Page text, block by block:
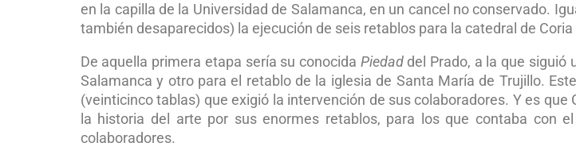
en la capilla de la Universidad de Salamanca, en un cancel no conservado.
también desaparecidos) la ejecución de seis retablos para la catedral de Coria
De aquella primera etapa sería su conocida Piedaddel Prado, a la que siguió
Salamanca y otro para el retablo de la iglesia de Santa María de Trujillo.
(veinticinco tablas) que exigió la intervención de sus colaboradores. Y es que
la historia del arte por sus enormes retablos, para los que contaba con
colaboradores.